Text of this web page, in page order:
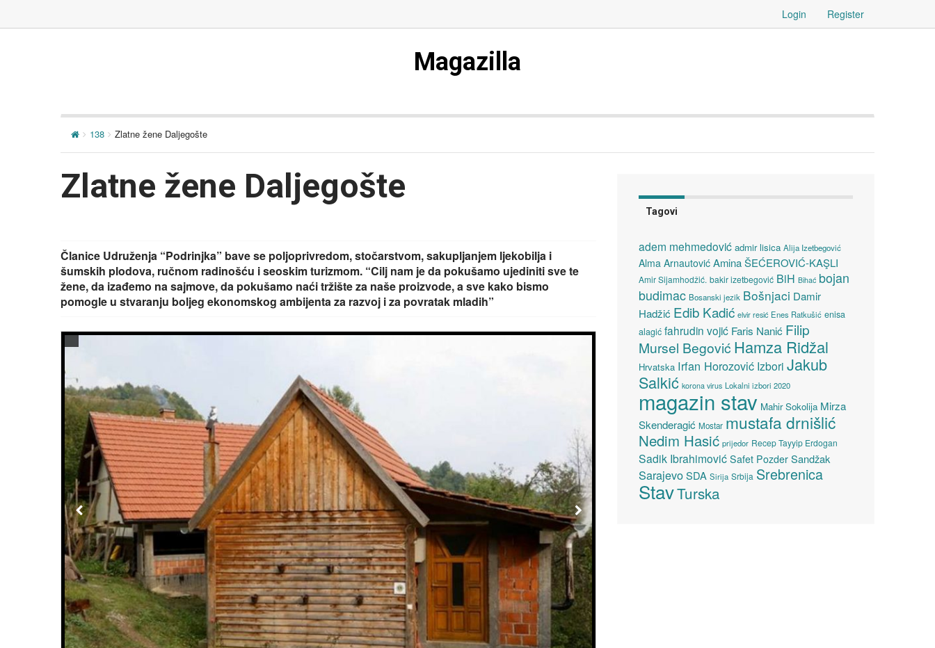
Login Register
Magazilla
138 Zlatne žene Daljegošte
Zlatne žene Daljegošte
Članice Udruženja “Podrinjka” bave se poljoprivredom, stočarstvom, sakupljanjem ljekobilja i
šumskih plodova, ručnom radinošću i seoskim turizmom. “Cilj nam je da pokušamo ujediniti sve te
žene, da izađemo na sajmove, da pokušamo naći tržište za naše proizvode, a sve kako bismo
pomogle u stvaranju boljeg ekonomskog ambijenta za razvoj i za povratak mladih”
Tagovi
adem mehmedović admir lisica Alija Izetbegović
Alma Arnautović Amina ŠEĆEROVIĆ-KAŞLI
Amir Sijamhodžić. bakir izetbegović BiH Bihać bojan
budimac Bosanski jezik Bošnjaci Damir
Hadžić Edib Kadić elvir resić Enes Ratkušić enisa
alagić fahrudin vojić Faris Nanić Filip
Mursel Begović Hamza Ridžal
Hrvatska Irfan Horozović Izbori Jakub
Salkić korona virus Lokalni izbori 2020
magazin stav Mahir Sokolija Mirza
Skenderagić Mostar mustafa drnišlić
Nedim Hasić prijedor Recep Tayyip Erdogan
Sadik Ibrahimović Safet Pozder Sandžak
SarajevoSDA Sirija Srbija Srebrenica
StavTurska